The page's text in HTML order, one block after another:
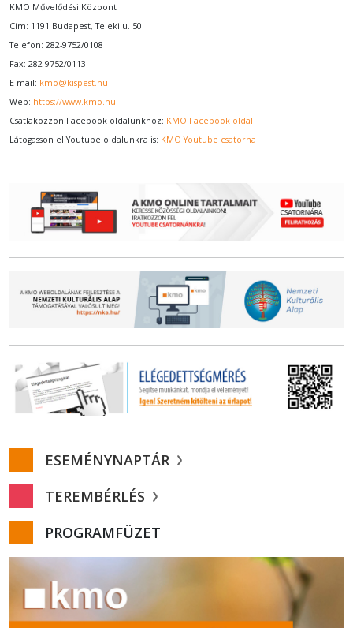
KMO Művelődési Központ
Cím: 1191 Budapest, Teleki u. 50.
Telefon: 282-9752/0108
Fax: 282-9752/0113
E-mail: kmo@kispest.hu
Web: https://www.kmo.hu
Csatlakozzon Facebook oldalunkhoz: KMO Facebook oldal
Látogasson el Youtube oldalunkra is: KMO Youtube csatorna
ESEMÉNYNAPTÁR
TEREMBÉRLÉS
PROGRAMFÜZET